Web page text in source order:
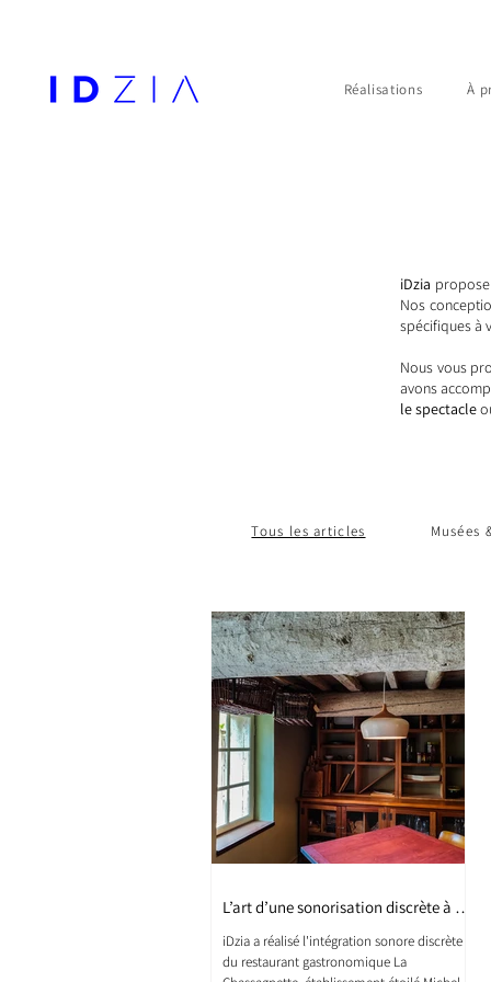
Réalisations À
iDzia
Nos
spécifiques à
Nous vous
avons
le spectacle
Tous les articles Musées
L’art d’une sonorisation discrète à La
Chasagnette
iDzia a réalisé l'intégration sonore discrète
du restaurant gastronomique La